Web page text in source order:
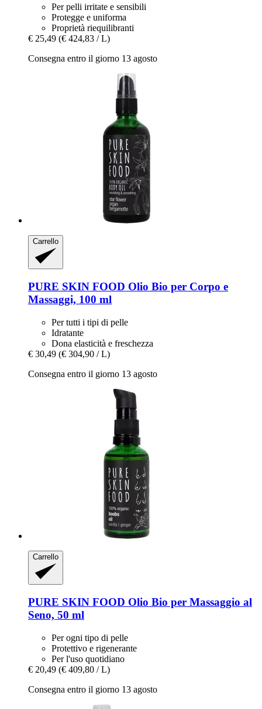
Per pelli irritate e sensibili
Protegge e uniforma
Proprietà riequilibranti
€ 25,49 (€ 424,83 / L)
Consegna entro il giorno 13 agosto
Carrello
PURE SKIN FOOD Olio Bio per Corpo e
Massaggi, 100 ml
Per tutti i tipi di pelle
Idratante
Dona elasticità e freschezza
€ 30,49 (€ 304,90 / L)
Consegna entro il giorno 13 agosto
Carrello
PURE SKIN FOOD Olio Bio per Massaggio al
Seno, 50 ml
Per ogni tipo di pelle
Protettivo e rigenerante
Per l'uso quotidiano
€ 20,49 (€ 409,80 / L)
Consegna entro il giorno 13 agosto